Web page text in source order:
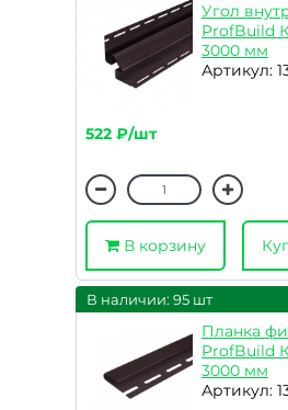
Угол
ProfBuild
3000 мм
Артикул:
522 ₽/шт
В корзину
В наличии: 95 шт
Планка
ProfBuild
3000 мм
Артикул: